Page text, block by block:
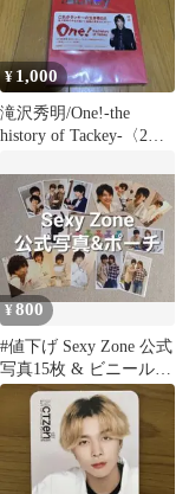
¥ 1,000
滝沢秀明/One!-the
history of Tackey-〈2枚
¥800
#値下げ Sexy Zone 公式
写真15枚 & ビニールポ
ーチ1個